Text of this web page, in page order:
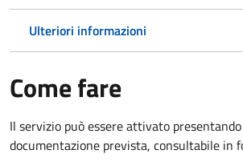
Ulteriori informazioni
Come fare
Il servizio può essere attivato
documentazione prevista, consultabile in